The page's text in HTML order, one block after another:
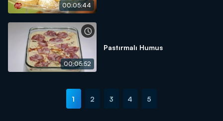
00:05:44
00:05:52
Pastırmalı Humus
1 2 3 4 5